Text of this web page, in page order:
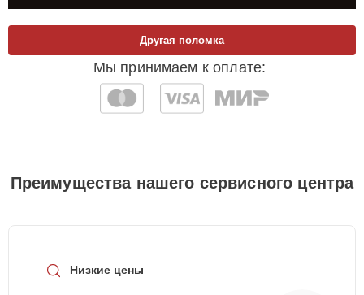
Мы принимаем к оплате:
Другая поломка
Преимущества нашего сервисного центра
Низкие цены